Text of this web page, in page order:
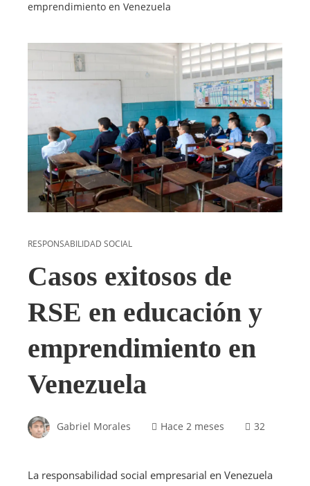
emprendimiento en Venezuela
RESPONSABILIDAD SOCIAL
Casos exitosos de
RSE en educación y
emprendimiento en
Venezuela
Gabriel Morales Hace 2 meses 32
La responsabilidad social empresarial en Venezuela